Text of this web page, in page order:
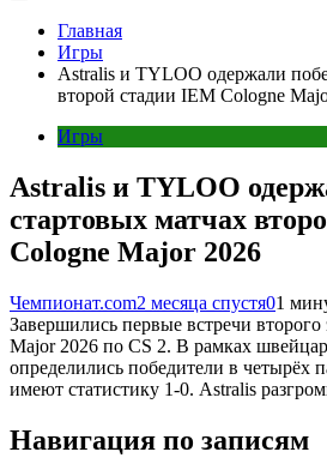
Главная
Игры
Astralis и TYLOO одержали
второй стадии IEM Cologne
Игры
Astralis и TYLOO
стартовых матчах
Cologne Major 2026
Чемпионат.com2 месяца спустя01
Завершились первые встречи
Major 2026 по CS 2. В рамках
определились победители в четырёх
имеют статистику 1-0. Astralis
Навигация по записям